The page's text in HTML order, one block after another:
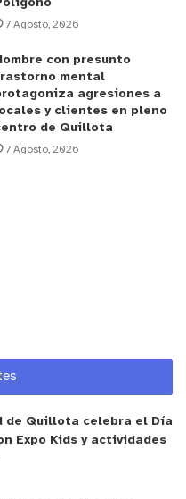
exponencial que ha
esta zona, más de
de un 15% sólo en
lo tanto, eso nos ha
negativas, como
porcentaje de
lo tanto, al visualizar
que empezar a
si bien se ha ido
en la zona,
productivo de
en esta misma
lo que nos puedan
para poder ir tomando
–en conjunto con
que demuestre
7 Agosto, 2026
con presunto
mental
agresiones a
y clientes en pleno
de Quillota
7 Agosto, 2026
de Quillota celebra el Día
Expo Kids y actividades